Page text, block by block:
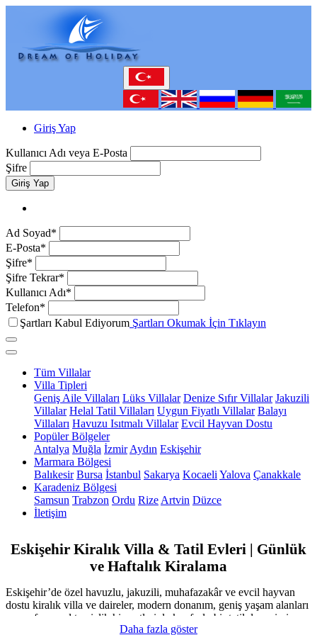
Giriş Yap
Kullanıcı Adı veya E-Posta
Şifre
Giriş Yap
Ad Soyad*
E-Posta*
Şifre*
Şifre Tekrar*
Kullanıcı Adı*
Telefon*
Şartları Kabul Ediyorum Şartları Okumak İçin Tıklayın
Tüm Villalar
Villa Tipleri
Geniş Aile Villaları Lüks Villalar Denize Sıfır Villalar Jakuzili
Villalar Helal Tatil Villaları Uygun Fiyatlı Villalar Balayı
Villaları Havuzu Isıtmalı Villalar Evcil Hayvan Dostu
Popüler Bölgeler
Antalya Muğla İzmir Aydın Eskişehir
Marmara Bölgesi
Balıkesir Bursa İstanbul Sakarya Kocaeli Yalova Çanakkale
Karadeniz Bölgesi
Samsun Trabzon Ordu Rize Artvin Düzce
İletişim
Eskişehir Kiralık Villa & Tatil Evleri | Günlük
ve Haftalık Kiralama
Eskişehir’de özel havuzlu, jakuzili, muhafazakâr ve evcil hayvan
dostu kiralık villa ve daireler, modern donanım, geniş yaşam alanları
ve profesyonel temizlik hizmetleriyle konforlu bir tatil deneyimi
sunar. Günlük, haftalık ve sezonluk kiralama seçenekleriyle her
Daha fazla göster